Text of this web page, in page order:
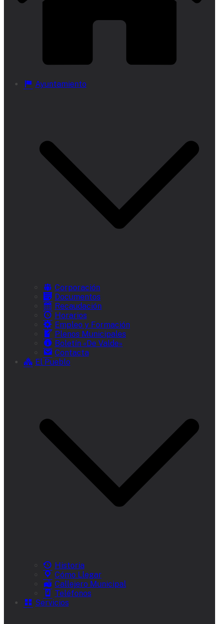
Ayuntamiento
Corporación
Documentos
Recaudación
Horarios
Empleo y Formación
Plenos Municipales
Boletín «De Valde»
Contacta
El Pueblo
Historia
Cómo Llegar
Callejero Municipal
Teléfonos
Servicios